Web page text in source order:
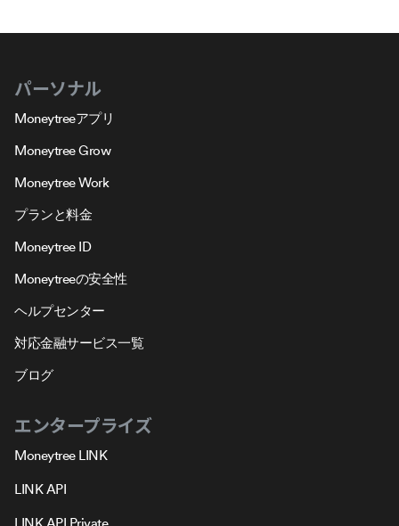
パーソナル
Moneytreeアプリ
Moneytree Grow
Moneytree Work
プランと料金
Moneytree ID
Moneytreeの安全性
ヘルプセンター
対応金融サービス一覧
ブログ
エンタープライズ
Moneytree LINK
LINK API